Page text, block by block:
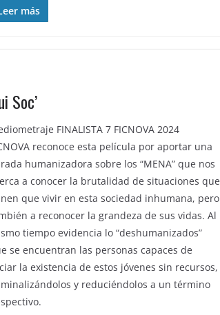
más
Soc’
FINALISTA 7 FICNOVA 2024
reconoce esta película por aportar una
humanizadora sobre los “MENA” que nos
a conocer la brutalidad de situaciones que
que vivir en esta sociedad inhumana, pero
a reconocer la grandeza de sus vidas. Al
tiempo evidencia lo “deshumanizados”
se encuentran las personas capaces de
la existencia de estos jóvenes sin recursos,
y reduciéndolos a un término